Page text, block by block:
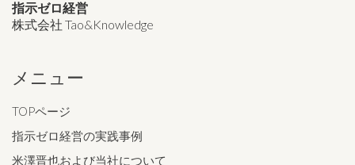
指示ゼロ経営
株式会社 Tao&Knowledge
メニュー
TOPページ
指示ゼロ経営の実践事例
米澤晋也および当社について